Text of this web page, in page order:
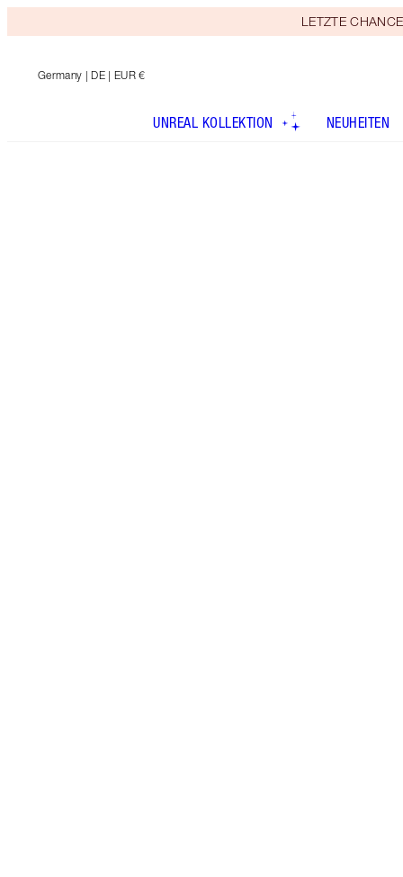
LETZTE
Germany | DE | EUR €
UNREAL KOLLEKTION NEUHEITEN